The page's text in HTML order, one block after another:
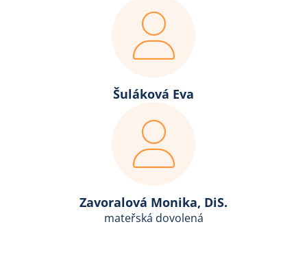
Šuláková Eva
Zavoralová Monika, DiS.
mateřská dovolená